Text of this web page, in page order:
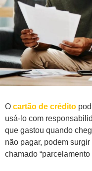
O cartão de crédito
usá-lo com
que gastou quando
não pagar, podem
chamado “parcelamento